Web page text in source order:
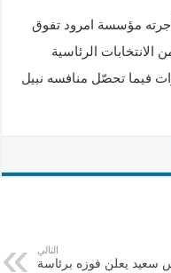
مؤسسة امرود تفوق
الرئاسية
من الأصوات فيما تحصّل منافسه نبيل
التالي
سعيد يعلن فوزه برئاسة